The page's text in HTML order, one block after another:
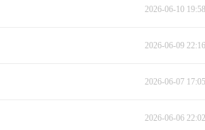
2026-06-10
2026-06-09
2026-06-07
2026-06-06